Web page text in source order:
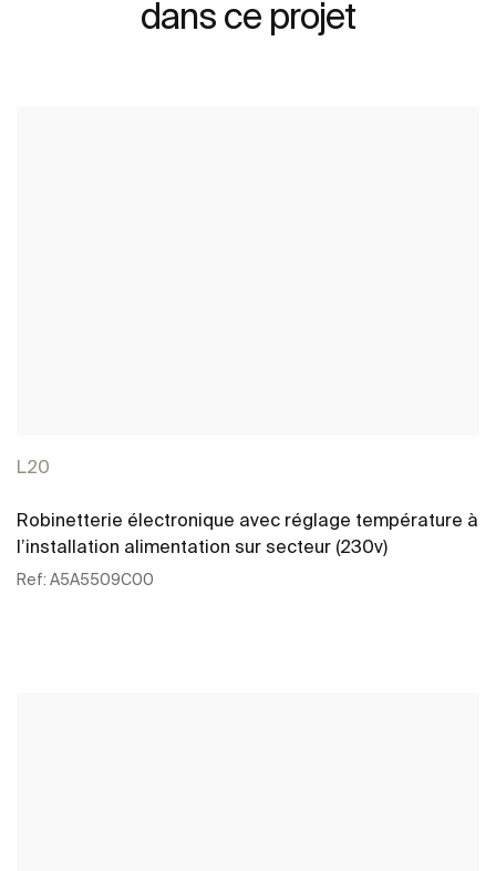
dans ce projet
L20
Robinetterie électronique avec réglage température à
l’installation alimentation sur secteur (230v)
Ref: A5A5509C00